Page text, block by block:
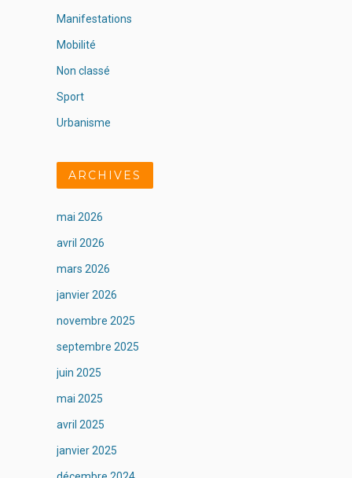
Manifestations
Mobilité
Non classé
Sport
Urbanisme
ARCHIVES
mai 2026
avril 2026
mars 2026
janvier 2026
novembre 2025
septembre 2025
juin 2025
mai 2025
avril 2025
janvier 2025